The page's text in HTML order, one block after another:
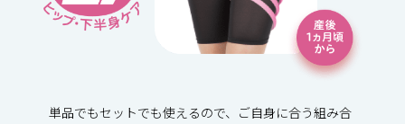
単品でもセットでも使えるので、ご自身に合う組み合